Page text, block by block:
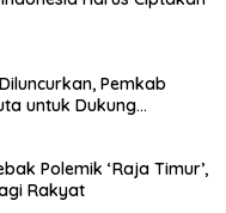
Pemkab
untuk Dukung
Polemik ‘Raja Timur’,
Rakyat